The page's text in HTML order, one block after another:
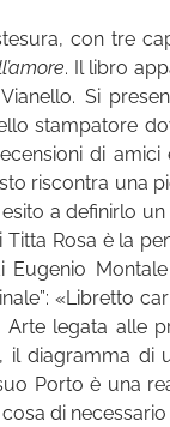
con tre
. Il libro
Si
stampatore
di amici
riscontra una
a definirlo
Titta Rosa è la
Eugenio
«Libretto
Arte legata alle
il diagramma di
Porto è una
di